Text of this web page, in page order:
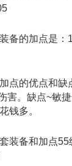
的加点是：
的优点和缺
害。缺点~敏
钱多。
备和加点55